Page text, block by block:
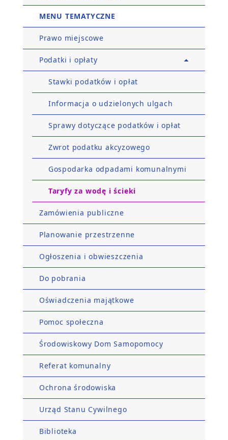
MENU TEMATYCZNE
Prawo miejscowe
Podatki i opłaty
Stawki podatków i opłat
Informacja o udzielonych ulgach
Sprawy dotyczące podatków i opłat
Zwrot podatku akcyzowego
Gospodarka odpadami komunalnymi
Taryfy za wodę i ścieki
Zamówienia publiczne
Planowanie przestrzenne
Ogłoszenia i obwieszczenia
Do pobrania
Oświadczenia majątkowe
Pomoc społeczna
Środowiskowy Dom Samopomocy
Referat komunalny
Ochrona środowiska
Urząd Stanu Cywilnego
Biblioteka